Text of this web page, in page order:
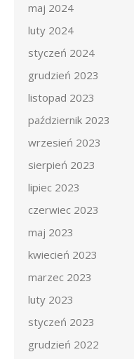
maj 2024
luty 2024
styczeń 2024
grudzień 2023
listopad 2023
październik 2023
wrzesień 2023
sierpień 2023
lipiec 2023
czerwiec 2023
maj 2023
kwiecień 2023
marzec 2023
luty 2023
styczeń 2023
grudzień 2022